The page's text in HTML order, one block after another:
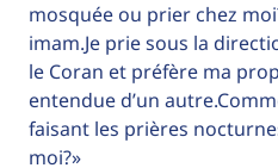
mosquée ou prier chez
imam.Je prie sous la
le Coran et préfère ma
entendue d’un
faisant les prières
moi?